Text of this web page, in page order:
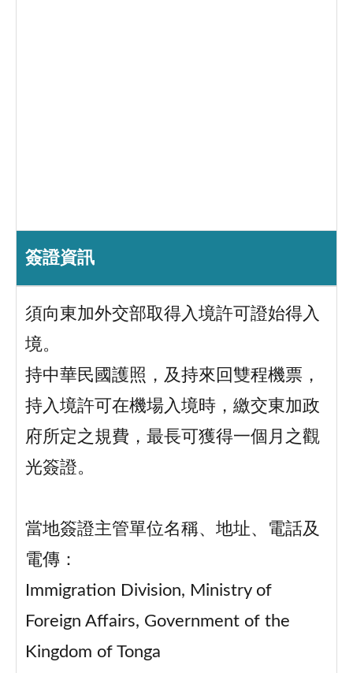
簽證資訊
須向東加外交部取得入境許可證始得入
境。
持中華民國護照，及持來回雙程機票，
持入境許可在機場入境時，繳交東加政
府所定之規費，最長可獲得一個月之觀
光簽證。
當地簽證主管單位名稱、地址、電話及
電傳：
Immigration Division, Ministry of
Foreign Affairs, Government of the
Kingdom of Tonga